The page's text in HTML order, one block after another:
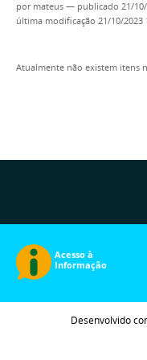
por mateus — publicado 21/10/
última modificação 21/10/2023
Atualmente não existem itens
Desenvolvido